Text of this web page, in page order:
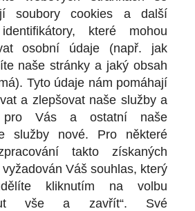
souborycookies a další
které mohou
osobní údaje (např. jak
naše stránky a jaký obsah
Tyto údaje nám pomáhají
a zlepšovat naše služby a
pro Vás a ostatní naše
služby nové. Pro některé
takto získaných
vyžadován Váš souhlas, který
kliknutím na volbu
vše a zavřít“. Své
Obchodní